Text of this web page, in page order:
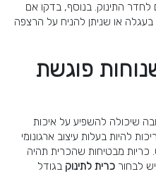
לחדר התינוק. בנוסף, בדקו אם
או שניתן להניח על הרצפה
פוגשת
שיכולה להשפיע על איכות
להיות בעלות עיצוב ארגונומי
מבטיחות שהכרית תהיה
לבחור כרית לתינוק בגודל